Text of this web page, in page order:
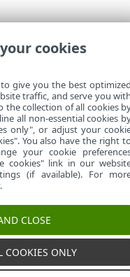
cookies
give you the best
traffic, and serve you
the collection of all cookies
all non-essential cookies
only", or adjust your
You also have the right
your cookie
cookies" link in our
(if available). For
.
CLOSE
COOKIES ONLY